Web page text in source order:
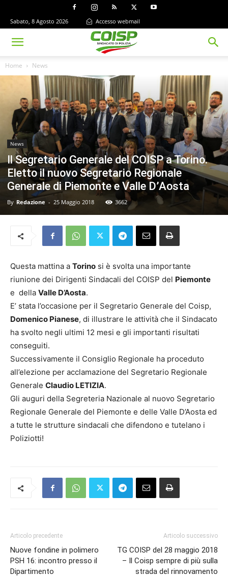
Sabato, 8 Agosto 2026 Accesso webmail
Home News
News
Il Segretario Generale del COISP a Torino.
Eletto il nuovo Segretario Regionale
Generale di Piemonte e Valle D’Aosta
By Redazione - 25 Maggio 2018 3662
Questa mattina a Torino si è svolta una importante
riunione dei Dirigenti Sindacali del COISP del Piemonte
e della Valle D’Aosta.
E’ stata l’occasione per il Segretario Generale del Coisp,
Domenico Pianese, di illustrare le attività che il Sindacato
ha svolto negli ultimi 12 mesi e gli importanti risultati
conseguiti.
Successivamente il Consiglio Regionale ha proceduto
all’elezione per acclamazione del Segretario Regionale
Generale Claudio LETIZIA.
Gli auguri della Segreteria Nazionale al nuovo Segretario
Regionale Generale del Piemonte e delle Valle D’Aosta ed
a tutte le strutture sindacali che difendono e tutelano i
Poliziotti!
Articolo precedente
Nuove fondine in polimero
PSH 16: incontro presso il
Dipartimento
Articolo successivo
TG COISP del 28 maggio 2018
– Il Coisp sempre di più sulla
strada del rinnovamento